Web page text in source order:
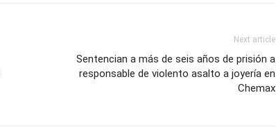
Next article
Sentencian a más de seis años de prisión a
responsable de violento asalto a joyería en
Chemax